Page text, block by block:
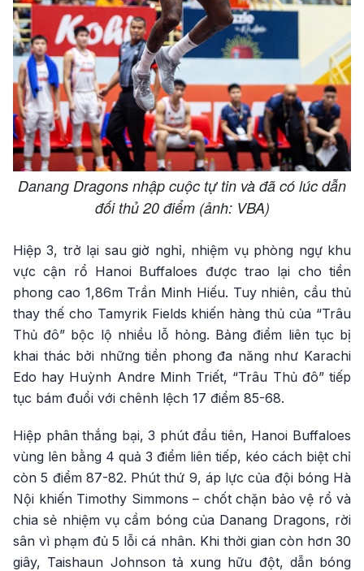
Danang Dragons nhập cuộc tự tin và đã có lúc dẫn
đối thủ 20 điểm (ảnh: VBA)
Hiệp 3, trở lại sau giờ nghỉ, nhiệm vụ phòng ngự khu
vực cận rổ Hanoi Buffaloes được trao lại cho tiền
phong cao 1,86m Trần Minh Hiếu. Tuy nhiên, cầu thủ
thay thế cho Tamyrik Fields khiến hàng thủ của “Trâu
Thủ đô” bộc lộ nhiều lỗ hỏng. Bảng điểm liên tục bị
khai thác bởi những tiền phong đa năng như Karachi
Edo hay Huỳnh Andre Minh Triết, “Trâu Thủ đô” tiếp
tục bám đuổi với chênh lệch 17 điểm 85-68.
Hiệp phân thắng bại, 3 phút đầu tiên, Hanoi Buffaloes
vùng lên bằng 4 quả 3 điểm liên tiếp, kéo cách biệt chỉ
còn 5 điểm 87-82. Phút thứ 9, áp lực của đội bóng Hà
Nội khiến Timothy Simmons – chốt chặn bảo vệ rổ và
chia sẻ nhiệm vụ cầm bóng của Danang Dragons, rời
sân vì phạm đủ 5 lỗi cá nhân. Khi thời gian còn hơn 30
giây, Taishaun Johnson tả xung hữu đột, dẫn bóng